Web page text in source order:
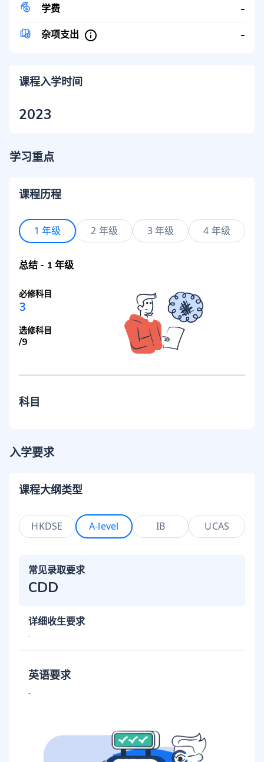
学费 -
杂项支出 -
课程入学时间
2023
学习重点
课程历程
1 年级 2 年级 3 年级 4 年级
总结 - 1 年级
必修科目
3
选修科目
/9
科目
入学要求
课程大纲类型
HKDSE A-level IB UCAS
常见录取要求
CDD
详细收生要求
-
英语要求
-